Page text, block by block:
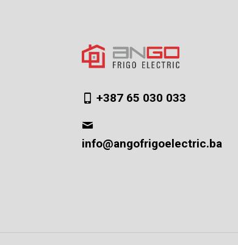
+387 65 030 033
info@angofrigoelectric.ba